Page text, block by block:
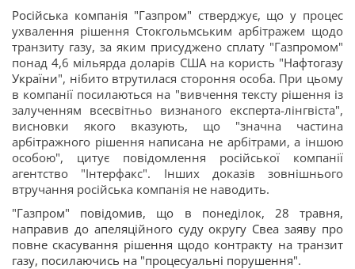
Російська компанія "Газпром" стверджує, що у процес
ухвалення рішення Стокгольмським арбітражем щодо
транзиту газу, за яким присуджено сплату "Газпромом"
понад 4,6 мільярда доларів США на користь "Нафтогазу
України", нібито втрутилася стороння особа. При цьому
в компанії посилаються на "вивчення тексту рішення із
залученням всесвітньо визнаного експерта-лінгвіста",
висновки якого вказують, що "значна частина
арбітражного рішення написана не арбітрами, а іншою
особою", цитує повідомлення російської компанії
агентство "Інтерфакс". Інших доказів зовнішнього
втручання російська компанія не наводить.
"Газпром" повідомив, що в понеділок, 28 травня,
направив до апеляційного суду округу Свеа заяву про
повне скасування рішення щодо контракту на транзит
газу, посилаючись на "процесуальні порушення".